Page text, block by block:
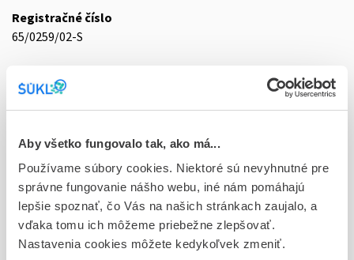
Aby všetko fungovalo tak, ako má...
Používame súbory cookies. Niektoré sú nevyhnutné pre
správne fungovanie nášho webu, iné nám pomáhajú
lepšie spoznať, čo Vás na našich stránkach zaujalo, a
vďaka tomu ich môžeme priebežne zlepšovať.
Nastavenia cookies môžete kedykoľvek zmeniť.
Registračné číslo
65/0259/02-S
tbl plg 50x150 mg (blis.PVC/Al)
D - Registrácia bez obmedzenia platnosti
Typ registračnej procedúry
Národná
Držiteľ, krajina
Zentiva a.s., Slovensko